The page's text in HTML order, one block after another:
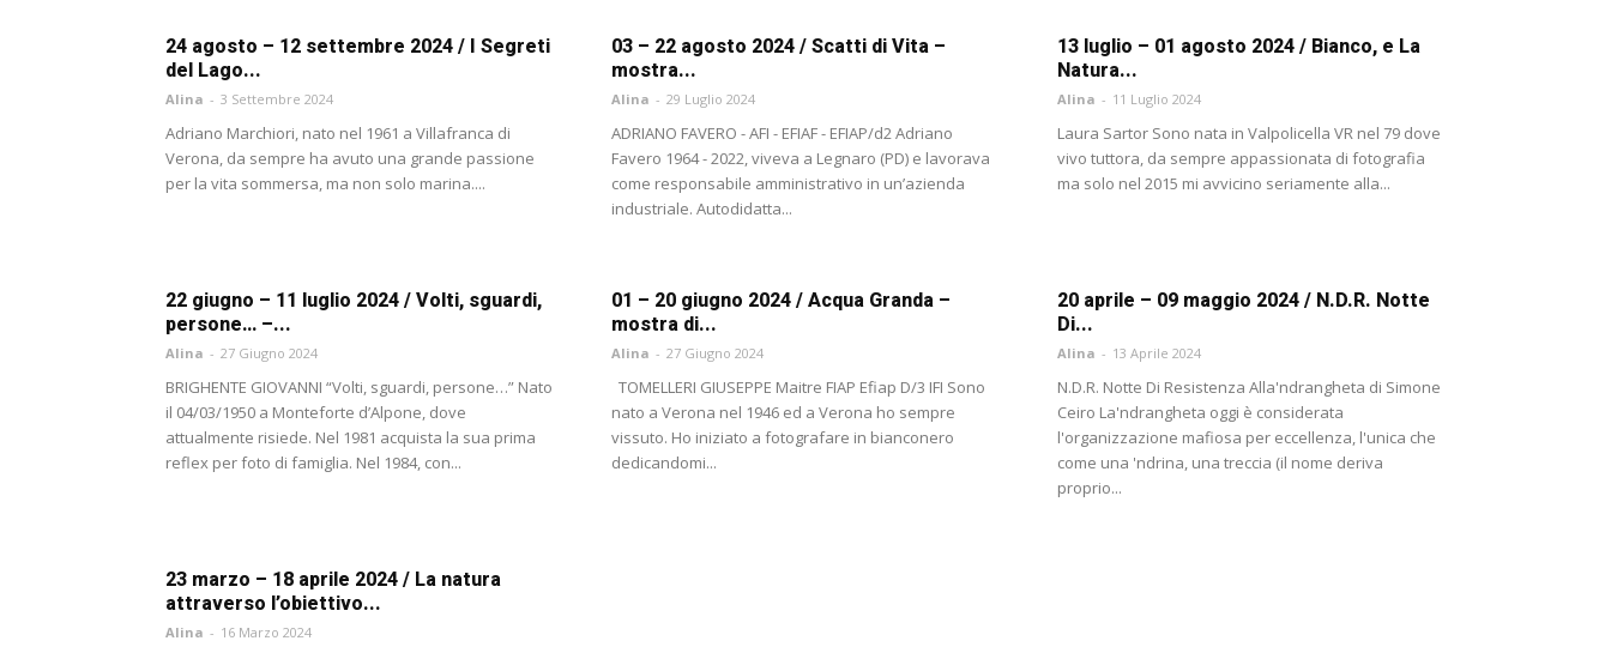
24 agosto – 12 settembre 2024 / I Segreti
del Lago...
Alina - 3 Settembre 2024
Adriano Marchiori, nato nel 1961 a Villafranca di
Verona, da sempre ha avuto una grande passione
per la vita sommersa, ma non solo marina....
03 – 22 agosto 2024 / Scatti di Vita –
mostra...
Alina - 29 Luglio 2024
ADRIANO FAVERO - AFI - EFIAF - EFIAP/d2 Adriano
Favero 1964 - 2022, viveva a Legnaro (PD) e lavorava
come responsabile amministrativo in un’azienda
industriale. Autodidatta...
13 luglio – 01 agosto 2024 / Bianco, e La
Natura...
Alina - 11 Luglio 2024
Laura Sartor Sono nata in Valpolicella VR nel 79 dove
vivo tuttora, da sempre appassionata di fotografia
ma solo nel 2015 mi avvicino seriamente alla...
22 giugno – 11 luglio 2024 / Volti, sguardi,
persone… –...
Alina - 27 Giugno 2024
BRIGHENTE GIOVANNI “Volti, sguardi, persone…” Nato
il 04/03/1950 a Monteforte d’Alpone, dove
attualmente risiede. Nel 1981 acquista la sua prima
reflex per foto di famiglia. Nel 1984, con...
01 – 20 giugno 2024 / Acqua Granda –
mostra di...
Alina - 27 Giugno 2024
TOMELLERI GIUSEPPE Maitre FIAP Efiap D/3 IFI Sono
nato a Verona nel 1946 ed a Verona ho sempre
vissuto. Ho iniziato a fotografare in bianconero
dedicandomi...
20 aprile – 09 maggio 2024 / N.D.R. Notte
Di...
Alina - 13 Aprile 2024
N.D.R. Notte Di Resistenza Alla'ndrangheta di Simone
Ceiro La'ndrangheta oggi è considerata
l'organizzazione mafiosa per eccellenza, l'unica che
come una 'ndrina, una treccia (il nome deriva
proprio...
23 marzo – 18 aprile 2024 / La natura
attraverso l’obiettivo...
Alina - 16 Marzo 2024